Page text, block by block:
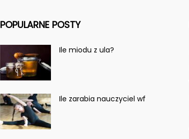
POPULARNE POSTY
Ile miodu z ula?
Ile zarabia nauczyciel wf